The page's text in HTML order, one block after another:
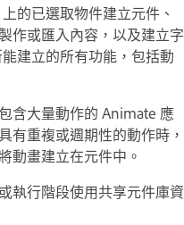
的已選取物件建立元件、
作或匯入內容，以及建立字
建立的所有功能，包括動
含大量動作的 Animate 應
有重複或週期性的動作時，
動畫建立在元件中。
執行階段使用共享元件庫資